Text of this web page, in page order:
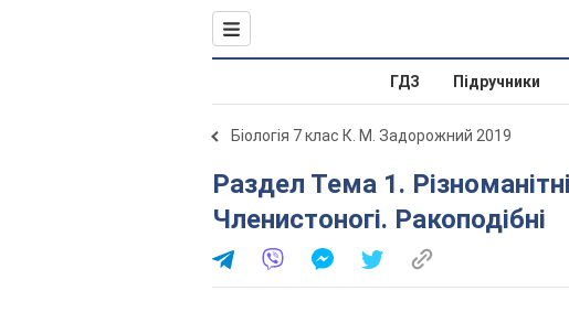
ГДЗ Підручники
Біологія 7 клас К. М. Задорожний 2019
Раздел Тема 1. Різноманітність тварин. 4.
Членистоногі. Ракоподібні